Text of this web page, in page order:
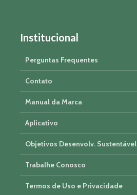
Institucional
Perguntas Frequentes
Contato
Manual da Marca
Aplicativo
Objetivos Desenvolv. Sustentável
Trabalhe Conosco
Termos de Uso e Privacidade